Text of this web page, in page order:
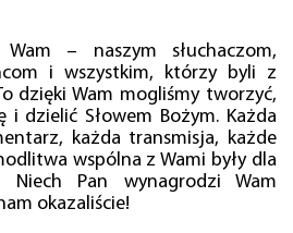
Wam – naszym słuchaczom,
i wszystkim, którzy byli z
dzięki Wam mogliśmy tworzyć,
i dzielić Słowem Bożym. Każda
każda transmisja, każde
wspólna z Wami były dla
Niech Pan wynagrodzi Wam
okazaliście!